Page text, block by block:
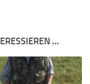
…